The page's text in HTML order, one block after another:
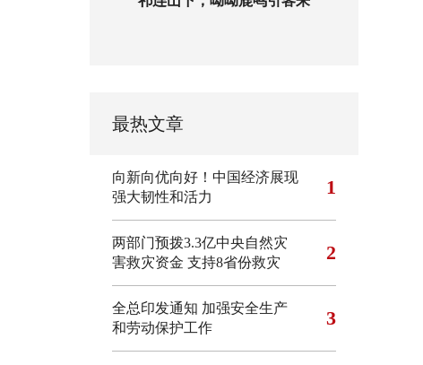
最热文章
向新向优向好！中国经济展现
强大韧性和活力
1
两部门预拨3.3亿中央自然灾
害救灾资金 支持8省份救灾
2
全总印发通知 加强安全生产
和劳动保护工作
3